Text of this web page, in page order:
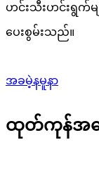
ဟင်းသီးဟင်းရွက်မ
ပေးစွမ်းသည်။
အခမဲ့နမူနာ
ထုတ်ကုန်အ